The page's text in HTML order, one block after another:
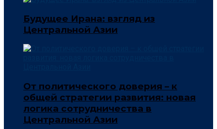
Будущее Ирана: взгляд из
Центральной Азии
От политического доверия – к
общей стратегии развития: новая
логика сотрудничества в
Центральной Азии